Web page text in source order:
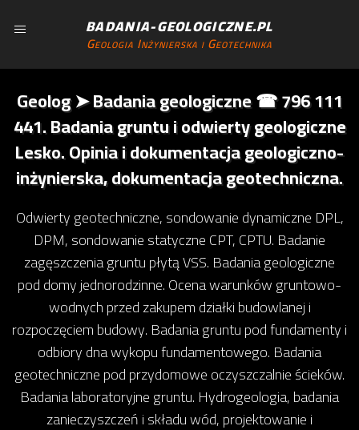
BADANIA-GEOLOGICZNE.PL
Geologia Inżynierska i Geotechnika
Geolog ➤ Badania geologiczne ☎ 796 111
441. Badania gruntu i odwierty geologiczne
Lesko. Opinia i dokumentacja geologiczno-
inżynierska, dokumentacja geotechniczna.
Odwierty geotechniczne, sondowanie dynamiczne DPL,
DPM, sondowanie statyczne CPT, CPTU. Badanie
zagęszczenia gruntu płytą VSS. Badania geologiczne
pod domy jednorodzinne. Ocena warunków gruntowo-
wodnych przed zakupem działki budowlanej i
rozpoczęciem budowy. Badania gruntu pod fundamenty i
odbiory dna wykopu fundamentowego. Badania
geotechniczne pod przydomowe oczyszczalnie ścieków.
Badania laboratoryjne gruntu. Hydrogeologia, badania
zanieczyszczeń i składu wód, projektowanie i